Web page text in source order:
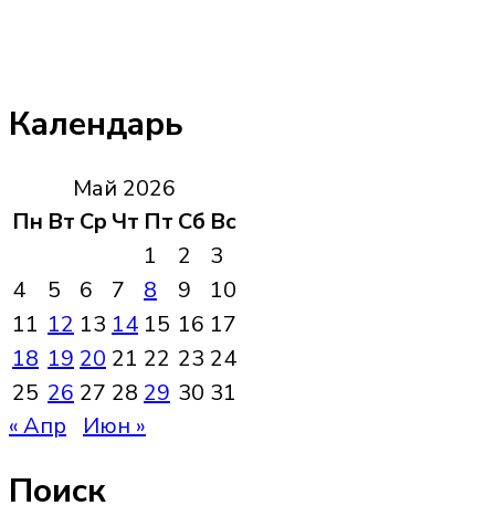
Календарь
Май 2026
Пн Вт Ср Чт Пт Сб Вс
1
2
3
4
5 6 7 8 9
10
11 12 13 14 15 16 17
18 19 20 21 22 23 24
25 26 27 28 29 30 31
« Апр
Июн »
Поиск